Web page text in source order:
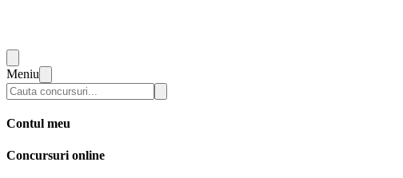
Meniu
Contul meu
Concursuri online